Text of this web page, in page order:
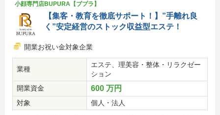
小顔専門店BUPURA【ブプラ】
【集客・教育を徹底サポート！】”手離れ良
く”安定経営のストック収益型エステ！
開業お祝い金対象企業
業種
エステ、理美容・整体・リラクゼー
ション
開業資金
600 万円
対象 個人・法人